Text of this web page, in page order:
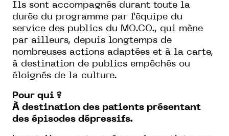
Ils sont accompagnés durant toute la
durée du programme par l’équipe du
service des publics du MO.CO., qui mène
par ailleurs, depuis longtemps de
nombreuses actions adaptées et à la carte,
à destination de publics empêchés ou
éloignés de la culture.
Pour qui ?
À destination des patients présentant
des épisodes dépressifs.